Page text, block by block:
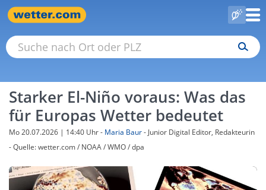
Starker El-Niño voraus: Was das
für Europas Wetter bedeutet
Mo 20.07.2026 | 14:40 Uhr- Maria Baur- Junior Digital Editor, Redakteurin
- Quelle: wetter.com / NOAA / WMO / dpa